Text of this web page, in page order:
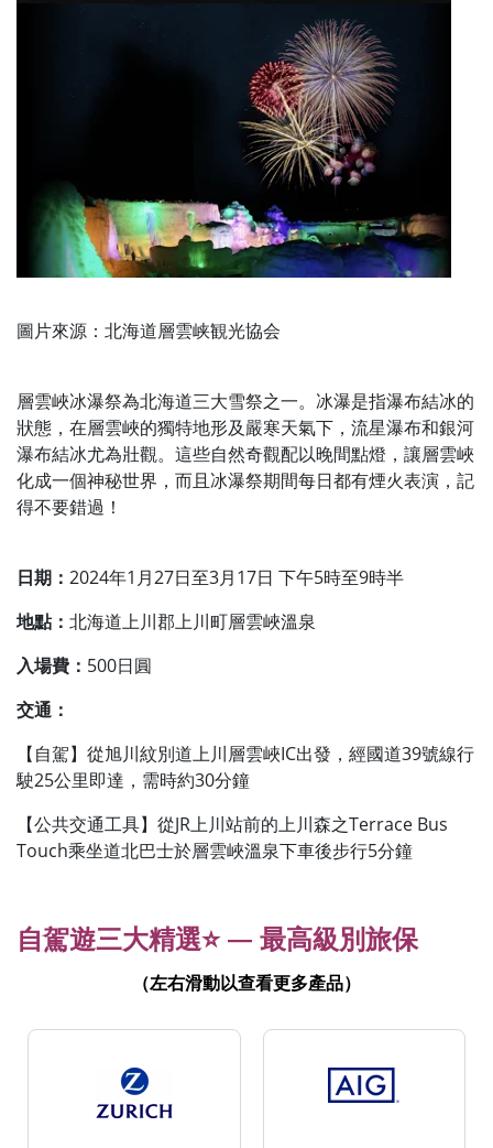
圖片來源：北海道層雲峡観光協会
層雲峽冰瀑祭為北海道三大雪祭之一。冰瀑是指瀑布結冰的
狀態，在層雲峽的獨特地形及嚴寒天氣下，流星瀑布和銀河
瀑布結冰尤為壯觀。這些自然奇觀配以晚間點燈，讓層雲峽
化成一個神秘世界，而且冰瀑祭期間每日都有煙火表演，記
得不要錯過！
日期： 2024年1月27日至3月17日 下午5時至9時半
地點： 北海道上川郡上川町層雲峽溫泉
入場費： 500日圓
交通：
【自駕】從旭川紋別道上川層雲峽IC出發，經國道39號線行
駛25公里即達，需時約30分鐘
【公共交通工具】從JR上川站前的上川森之Terrace Bus
Touch乘坐道北巴士於層雲峽溫泉下車後步行5分鐘
自駕遊三大精選⭐ — 最高級別旅保
（左右滑動以查看更多產品）